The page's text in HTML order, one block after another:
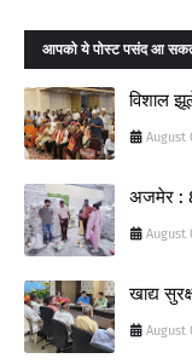
आपको ये पोस्ट पसंद आ
विशाल
August
अजमेर : 8
August
खाद्य
August